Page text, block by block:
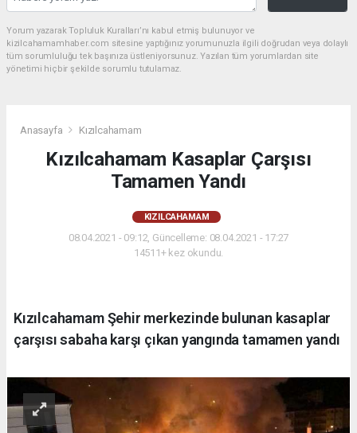
Yorum yazarak Topluluk Kuralları’nı kabul etmiş bulunuyor ve
kizilcahamamhaber.com sitesine yaptığınız yorumunuzla ilgili doğrudan veya dolaylı
tüm sorumluluğu tek başınıza üstleniyorsunuz. Yazılan tüm yorumlardan site
yönetimi hiçbir şekilde sorumlu tutulamaz.
Anasayfa Kızılcahamam
Kızılcahamam Kasaplar Çarşısı
Tamamen Yandı
KIZILCAHAMAM
08.04.2021 - 09:12, Güncelleme: 08.04.2021 - 17:27
14511+ kez okundu.
Kızılcahamam Şehir merkezinde bulunan kasaplar
çarşısı sabaha karşı çıkan yangında tamamen yandı